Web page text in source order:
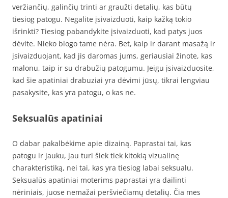
veržiančių, galinčių trinti ar graužti detalių, kas būtų
tiesiog patogu. Negalite įsivaizduoti, kaip kažką tokio
išrinkti? Tiesiog pabandykite įsivaizduoti, kad patys juos
dėvite. Nieko blogo tame nėra. Bet, kaip ir darant masažą ir
įsivaizduojant, kad jis daromas jums, geriausiai žinote, kas
malonu, taip ir su drabužių patogumu. Jeigu įsivaizduosite,
kad šie apatiniai drabuziai yra dėvimi jūsų, tikrai lengviau
pasakysite, kas yra patogu, o kas ne.
Seksualūs apatiniai
O dabar pakalbėkime apie dizainą. Paprastai tai, kas
patogu ir jauku, jau turi šiek tiek kitokią vizualinę
charakteristiką, nei tai, kas yra tiesiog labai seksualu.
Seksualūs apatiniai moterims paprastai yra dailinti
nėriniais, juose nemažai peršviečiamų detalių. Čia mes